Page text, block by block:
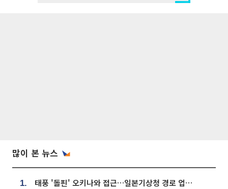
많이 본 뉴스
1. 태풍 '돌핀' 오키나와 접근…일본기상청 경로 업데이트